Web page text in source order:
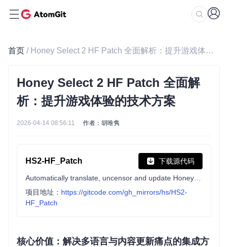
首页 / Honey Select 2 HF Patch 全面解析：提升游戏体验的技术方案
Honey Select 2 HF Patch 全面解
析：提升游戏体验的技术方案
2026-04-14 08:56:11 作者：胡唯隽
HS2-HF_Patch 下载源代码
项目地址： https://gitcode.com/gh_mirrors/hs/HS2-
HF_Patch
核心价值：解决多语言与内容更新痛点的集成方